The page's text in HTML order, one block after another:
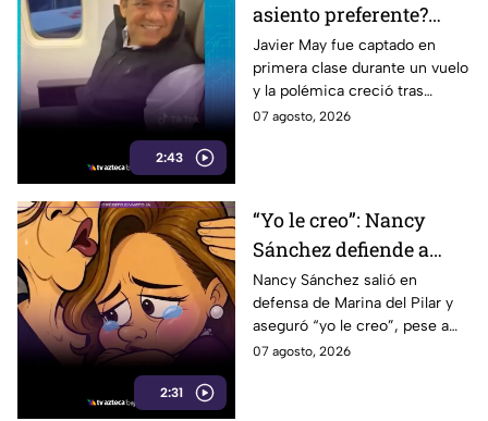
2:43
asiento preferente?
Captan a Javier May
sonriente en primera
clase y Morena le “jala
las orejas”
Javier May fue captado en
primera clase durante un vuelo
y la polémica creció tras
imágenes de un presunto reloj
07 agosto, 2026
2:31
“Yo le creo”: Nancy
Sánchez defiende a
Marina del Pilar como
si fuera su hija pese a
polémicas
Nancy Sánchez salió en
defensa de Marina del Pilar y
aseguró “yo le creo”, pese a
los audios filtrados y las
07 agosto, 2026